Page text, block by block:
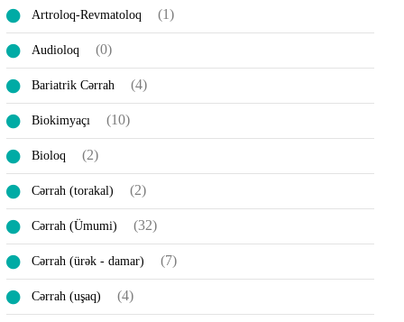
Artroloq-Revmatoloq (1)
Audioloq (0)
Bariatrik Cərrah (4)
Biokimyaçı (10)
Bioloq (2)
Cərrah (torakal) (2)
Cərrah (Ümumi) (32)
Cərrah (ürək - damar) (7)
Cərrah (uşaq) (4)